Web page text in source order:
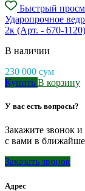
Быстрый
Ударопрочное
2к (Арт. - 670-
В наличии
230 000 сум
Купить В корзину
У вас есть вопросы?
Закажите звонок
с вами в
Заказать звонок
Адрес